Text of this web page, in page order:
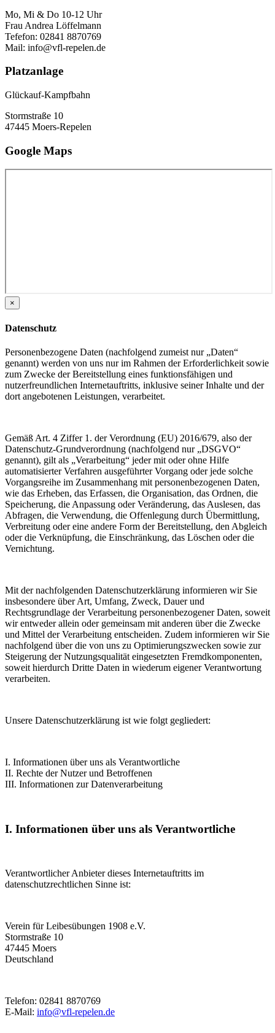
Mo, Mi & Do 10-12 Uhr
Frau Andrea Löffelmann
Tefefon: 02841 8870769
Mail: info@vfl-repelen.de
Platzanlage
Glückauf-Kampfbahn
Stormstraße 10
47445 Moers-Repelen
Google Maps
×
Datenschutz
Personenbezogene Daten (nachfolgend zumeist nur „Daten“
genannt) werden von uns nur im Rahmen der Erforderlichkeit sowie
zum Zwecke der Bereitstellung eines funktionsfähigen und
nutzerfreundlichen Internetauftritts, inklusive seiner Inhalte und der
dort angebotenen Leistungen, verarbeitet.
Gemäß Art. 4 Ziffer 1. der Verordnung (EU) 2016/679, also der
Datenschutz-Grundverordnung (nachfolgend nur „DSGVO“
genannt), gilt als „Verarbeitung“ jeder mit oder ohne Hilfe
automatisierter Verfahren ausgeführter Vorgang oder jede solche
Vorgangsreihe im Zusammenhang mit personenbezogenen Daten,
wie das Erheben, das Erfassen, die Organisation, das Ordnen, die
Speicherung, die Anpassung oder Veränderung, das Auslesen, das
Abfragen, die Verwendung, die Offenlegung durch Übermittlung,
Verbreitung oder eine andere Form der Bereitstellung, den Abgleich
oder die Verknüpfung, die Einschränkung, das Löschen oder die
Vernichtung.
Mit der nachfolgenden Datenschutzerklärung informieren wir Sie
insbesondere über Art, Umfang, Zweck, Dauer und
Rechtsgrundlage der Verarbeitung personenbezogener Daten, soweit
wir entweder allein oder gemeinsam mit anderen über die Zwecke
und Mittel der Verarbeitung entscheiden. Zudem informieren wir Sie
nachfolgend über die von uns zu Optimierungszwecken sowie zur
Steigerung der Nutzungsqualität eingesetzten Fremdkomponenten,
soweit hierdurch Dritte Daten in wiederum eigener Verantwortung
verarbeiten.
Unsere Datenschutzerklärung ist wie folgt gegliedert:
I. Informationen über uns als Verantwortliche
II. Rechte der Nutzer und Betroffenen
III. Informationen zur Datenverarbeitung
I. Informationen über uns als Verantwortliche
Verantwortlicher Anbieter dieses Internetauftritts im
datenschutzrechtlichen Sinne ist:
Verein für Leibesübungen 1908 e.V.
Stormstraße 10
47445 Moers
Deutschland
Telefon: 02841 8870769
E-Mail: info@vfl-repelen.de